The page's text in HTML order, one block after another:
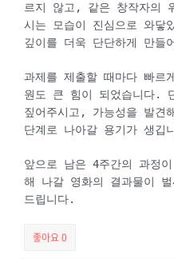
르지 않고, 같은 창작자의
시는 모습이 진심으로 와닿
깊이를 더욱 단단하게 만들
과제를 제출할 때마다 빠르
원도 큰 힘이 되었습니다.
짚어주시고, 가능성을 발견
단계로 나아갈 용기가 생깁
앞으로 남은 4주간의 과정
해 나갈 영화의 결과물이
드립니다.
좋아요0